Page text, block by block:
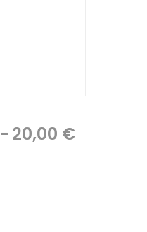
- 20,00 €Fascia